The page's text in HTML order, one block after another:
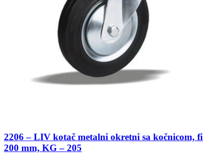
2206 – LIV kotač metalni okretni sa kočnicom, fi
200 mm, KG – 205